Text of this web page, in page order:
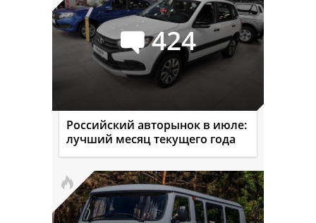
424
Российский авторынок в июле:
лучший месяц текущего года